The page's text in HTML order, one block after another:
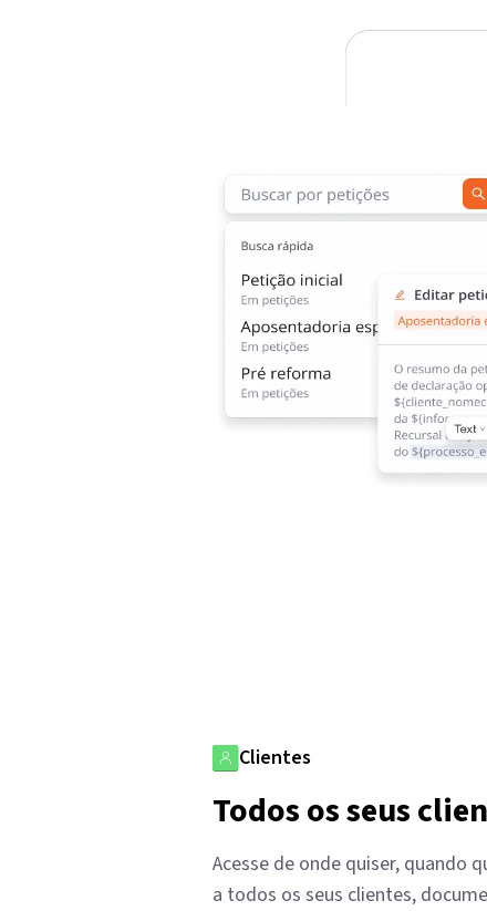
Clientes
Todos os seus
Acesse de onde quiser, quando
a todos os seus clientes,